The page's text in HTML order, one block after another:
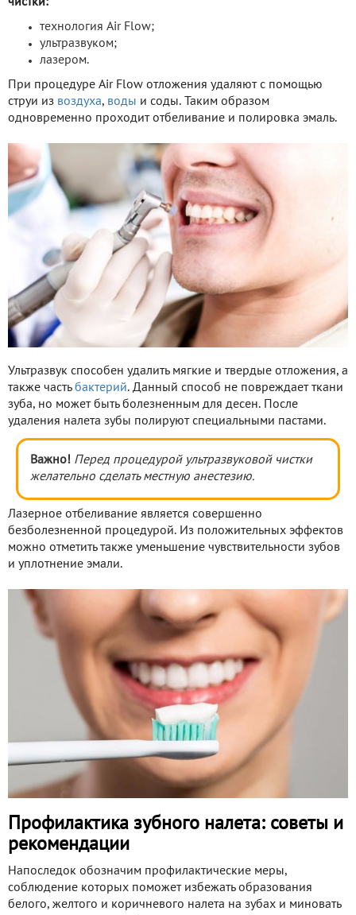
технология Air Flow;
ультразвуком;
лазером.
При процедуре Air Flow отложения удаляют с помощью
струи из воздуха, воды и соды. Таким образом
одновременно проходит отбеливание и полировка эмаль.
Ультразвук способен удалить мягкие и твердые отложения, а
также часть бактерий. Данный способ не повреждает ткани
зуба, но может быть болезненным для десен. После
удаления налета зубы полируют специальными пастами.
Важно! Перед процедурой ультразвуковой чистки
желательно сделать местную анестезию.
Лазерное отбеливание является совершенно
безболезненной процедурой. Из положительных эффектов
можно отметить также уменьшение чувствительности зубов
и уплотнение эмали.
Профилактика зубного налета: советы и
рекомендации
Напоследок обозначим профилактические меры,
соблюдение которых поможет избежать образования
белого, желтого и коричневого налета на зубах и миновать